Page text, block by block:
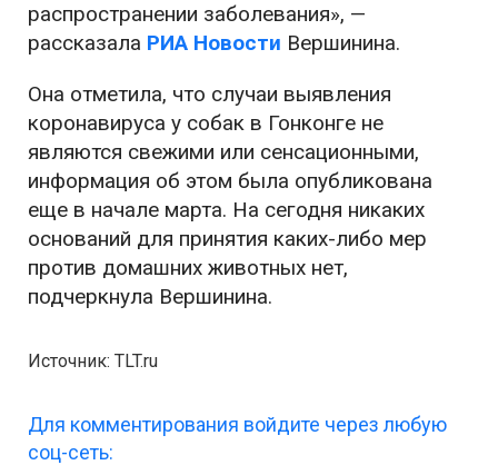
распространении заболевания», —
рассказала РИА Новости Вершинина.
Она отметила, что случаи выявления
коронавируса у собак в Гонконге не
являются свежими или сенсационными,
информация об этом была опубликована
еще в начале марта. На сегодня никаких
оснований для принятия каких-либо мер
против домашних животных нет,
подчеркнула Вершинина.
Источник: TLT.ru
Для комментирования войдите через любую
соц-сеть: